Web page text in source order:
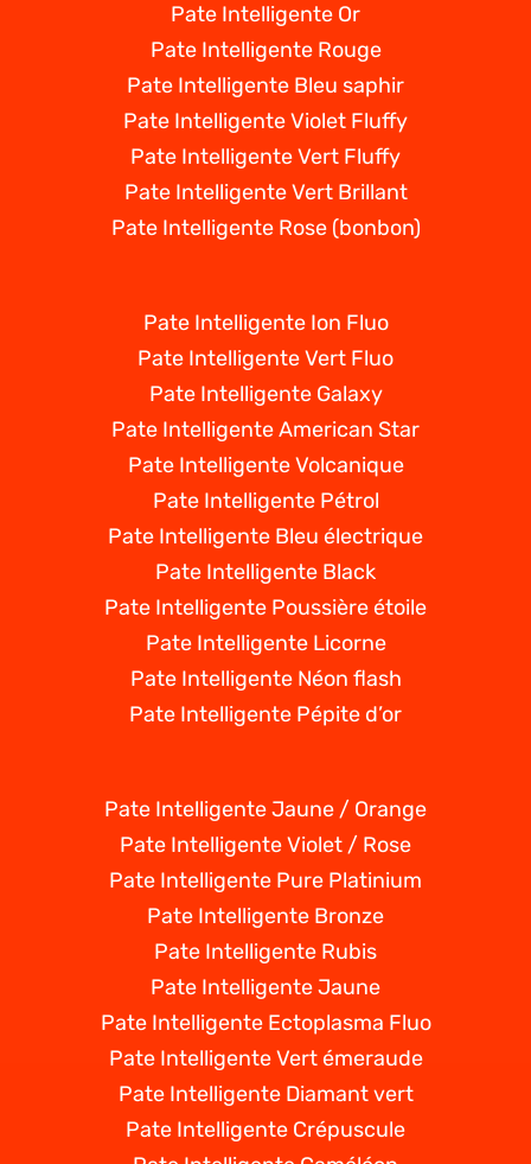
Pate Intelligente Or
Pate Intelligente Rouge
Pate Intelligente Bleu saphir
Pate Intelligente Violet Fluffy
Pate Intelligente Vert Fluffy
Pate Intelligente Vert Brillant
Pate Intelligente Rose (bonbon)
Pate Intelligente Ion Fluo
Pate Intelligente Vert Fluo
Pate Intelligente Galaxy
Pate Intelligente American Star
Pate Intelligente Volcanique
Pate Intelligente Pétrol
Pate Intelligente Bleu électrique
Pate Intelligente Black
Pate Intelligente Poussière étoile
Pate Intelligente Licorne
Pate Intelligente Néon flash
Pate Intelligente Pépite d’or
Pate Intelligente Jaune / Orange
Pate Intelligente Violet / Rose
Pate Intelligente Pure Platinium
Pate Intelligente Bronze
Pate Intelligente Rubis
Pate Intelligente Jaune
Pate Intelligente Ectoplasma Fluo
Pate Intelligente Vert émeraude
Pate Intelligente Diamant vert
Pate Intelligente Crépuscule